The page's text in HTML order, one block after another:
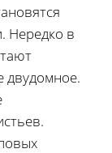
Нередко в
двудомное.